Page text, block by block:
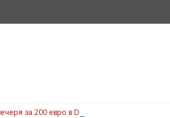
за 200 евро в Dock 5, вижте подробности